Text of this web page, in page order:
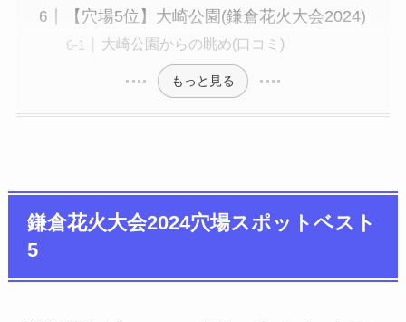
【穴場5位】大崎公園(鎌倉花火大会2024)
大崎公園からの眺め(口コミ)
もっと見る
鎌倉花火大会2024穴場スポットベスト
5